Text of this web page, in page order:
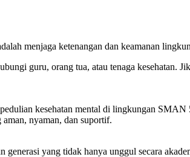
menjaga ketenangan dan keamanan
guru, orang tua, atau tenaga kesehatan.
kesehatan mental di lingkungan
aman, nyaman, dan suportif.
yang tidak hanya unggul secara